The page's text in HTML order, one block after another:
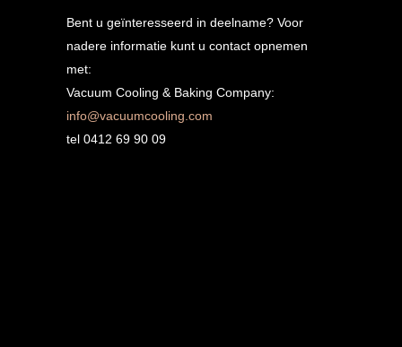
Bent u geïnteresseerd in deelname? Voor
nadere informatie kunt u contact opnemen
met:
Vacuum Cooling & Baking Company:
info@vacuumcooling.com
tel 0412 69 90 09